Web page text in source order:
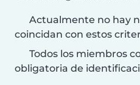
Actualmente no hay
coincidan con estos
Todos los miembros
obligatoria de